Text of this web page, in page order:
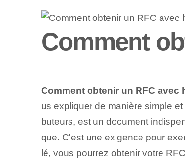
Comment
Comment obtenir un⁣ RFC avec
us expliquer de manière simple
buteurs, est un document
que. ⁣C'est une exigence pour
lé, vous pourrez obtenir votre